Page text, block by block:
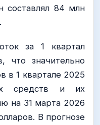
составлял 84 млн
за 1 квартал
что значительно
в 1 квартале 2025
средств и их
на 31 марта 2026
В прогнозе